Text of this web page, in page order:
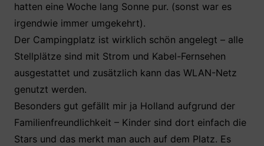
hatten eine Woche lang Sonne pur. (sonst war es
irgendwie immer umgekehrt).
Der Campingplatz ist wirklich schön angelegt – alle
Stellplätze sind mit Strom und Kabel-Fernsehen
ausgestattet und zusätzlich kann das WLAN-Netz
genutzt werden.
Besonders gut gefällt mir ja Holland aufgrund der
Familienfreundlichkeit – Kinder sind dort einfach die
Stars und das merkt man auch auf dem Platz. Es